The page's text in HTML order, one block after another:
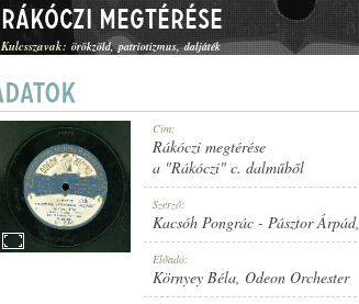
DAL
1907 KÖRÜL
Rákóczi megtérése
Kulcsszavak: örökzöld patriotizmus daljáték
Cím:
Rákóczi megtérése
a "Rákóczi" c. dalműből
Szerző:
Kacsóh Pongrác - Pásztor Árpád,
Előadó:
Környey Béla, Odeon Orchester